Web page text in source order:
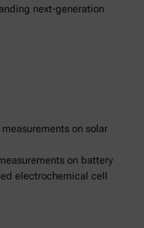
next-generation
on solar
on battery
electrochemical cell